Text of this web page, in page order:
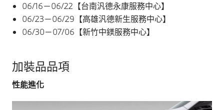
06/16－06/22【台南汎德永康服務中心】
06/23－06/29【高雄汎德新生服務中心】
06/30－07/06【新竹中鎂服務中心】
加裝品品項
性能進化